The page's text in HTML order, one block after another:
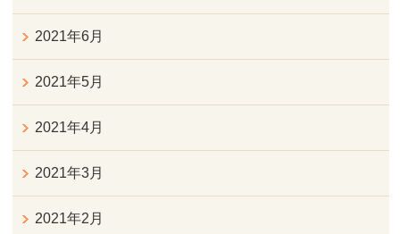
2021年6月
2021年5月
2021年4月
2021年3月
2021年2月